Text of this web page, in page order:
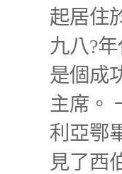
起居住
九八?
是個成
主席。
利亞鄂
見了西